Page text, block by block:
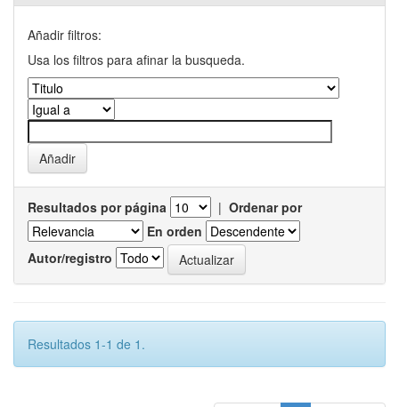
Añadir filtros:
Usa los filtros para afinar la busqueda.
Resultados por página | Ordenar por
En orden
Autor/registro
Resultados 1-1 de 1.